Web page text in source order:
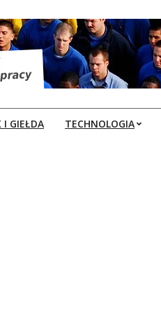
I GIEŁDA TECHNOLOGIA